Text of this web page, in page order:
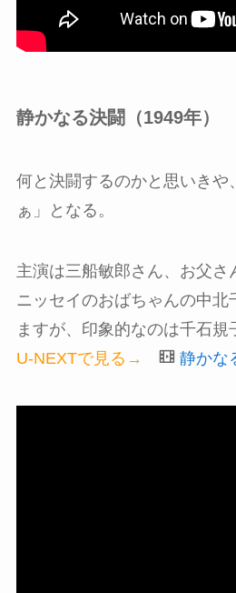
静かなる決闘（1949年）
何と決闘するのかと思いきや
ぁ」となる。
主演は三船敏郎さん、お父さ
ニッセイのおばちゃんの中北
ますが、印象的なのは千石規
U-NEXTで見る→
静かな